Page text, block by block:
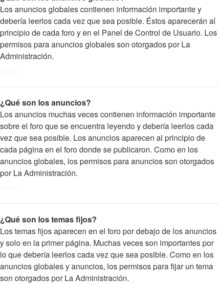
Los anuncios globales contienen información importante y
debería leerlos cada vez que sea posible. Éstos aparecerán al
principio de cada foro y en el Panel de Control de Usuario. Los
permisos para anuncios globales son otorgados por La
Administración.
¿Qué son los anuncios?
Los anuncios muchas veces contienen información importante
sobre el foro que se encuentra leyendo y debería leerlos cada
vez que sea posible. Los anuncios aparecen al principio de
cada página en el foro donde se publicaron. Como en los
anuncios globales, los permisos para anuncios son otorgados
por La Administración.
¿Qué son los temas fijos?
Los temas fijos aparecen en el foro por debajo de los anuncios
y solo en la primer página. Muchas veces son importantes por
lo que debería leerlos cada vez que sea posible. Como en los
anuncios globales y anuncios, los permisos para fijar un tema
son otorgados por La Administración.